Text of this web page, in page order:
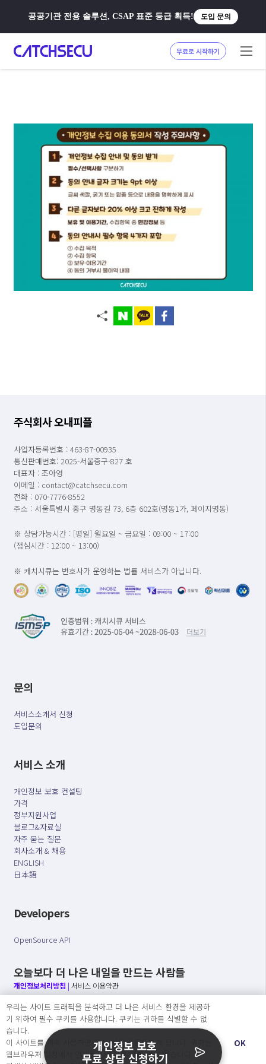
공공기관 전용 솔루션, CSAP 표준 등급 획득! 도입 문의
무료로 시작하기
주식회사 오내피플
사업자등록번호 : 463-87-00935
통신판매번호: 2025-서울중구-827 호
대표자 : 조아영
이메일 : contact@catchsecu.com
전화 : 070-7776-8552
주소 : 서울특별시 중구 명동길 73, 6층 602호(명동1가, 페이지명동)
※ 상담가능시간 : [평일] 월요일 ~ 금요일 : 09:00 ~ 17:00
(점심시간 : 12:00 ~ 13:00)
※ 캐치시큐는 변호사가 운영하는 법률 서비스가 아닙니다.
문의
서비스소개서 신청
도입문의
서비스 소개
개인정보 보호 컨설팅
가격
정부지원사업
블로그&자료실
자주 묻는 질문
회사소개 & 채용
ENGLISH
日本語
Developers
OpenSource API
오늘보다 더 나은 내일을 만드는 사람들
개인정보처리방침 | 서비스 이용약관
○ 개인정보보호 컴플라이언스를 선도하겠습니다.
○ 정보주체의 권리를 보장하겠습니다.
○ 기업의 개인정보보호를 위한 효율적 관리를 보장하겠습니다.
우리는 사이트 트래픽을 분석하고 더 나은 서비스 환경을 제공하
기 위하여 필수 쿠키를 사용합니다. 쿠키는 귀하를 식별할 수 없
습니다.
이 사이트를 계속 사용하면 쿠키 사용에 동의하게 됩니다. 귀하는
웹브라우져 설정에서 언제든지 쿠키를 삭제 할 수있습니다.
OK
개인정보 보호
무료 상담 신청하기